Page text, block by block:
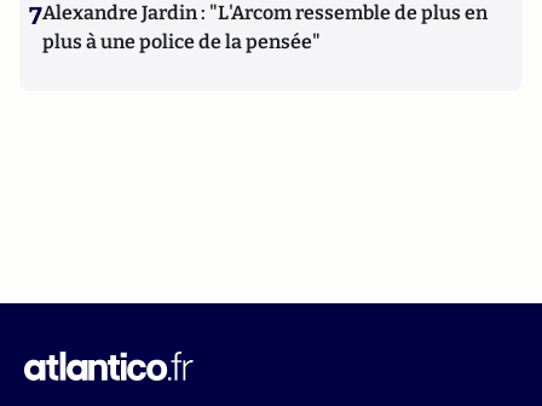
7Alexandre Jardin : "L'Arcom ressemble de plus en
plus à une police de la pensée"